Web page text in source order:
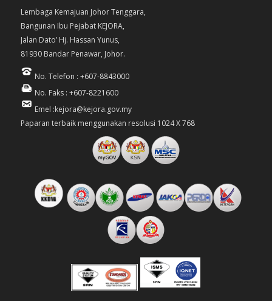
Lembaga Kemajuan Johor Tenggara,
Bangunan Ibu Pejabat KEJORA,
Jalan Dato’ Hj. Hassan Yunus,
81930 Bandar Penawar, Johor.
No. Telefon : +607-8843000
No. Faks : +607-8221600
Emel :kejora@kejora.gov.my
Paparan terbaik menggunakan resolusi 1024 X 768